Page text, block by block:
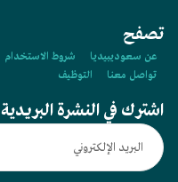
تصفح
عن سعوديبيديا شروط الاستخدام
تواصل معنا
التوظيف
اشترك في النشرة البريدية